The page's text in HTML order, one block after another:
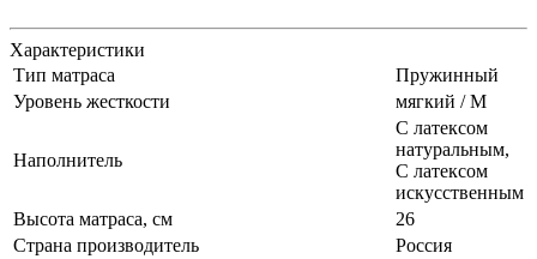
Характеристики
Тип матраса
Пружинный
Уровень жесткости
мягкий / М
Наполнитель
С латексом
натуральным,
С латексом
искусственным
Высота матраса, см
26
Страна производитель
Россия